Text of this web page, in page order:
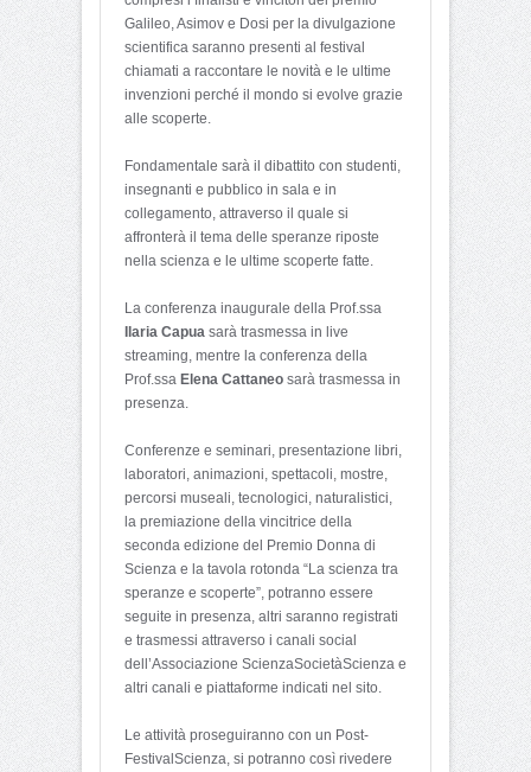
Galileo, Asimov e Dosi per la divulgazione
scientifica saranno presenti al festival
chiamati a raccontare le novità e le ultime
invenzioni perché il mondo si evolve grazie
alle scoperte.
Fondamentale sarà il dibattito con studenti,
insegnanti e pubblico in sala e in
collegamento, attraverso il quale si
affronterà il tema delle speranze riposte
nella scienza e le ultime scoperte fatte.
La conferenza inaugurale della Prof.ssa
Ilaria Capua sarà trasmessa in live
streaming, mentre la conferenza della
Prof.ssa Elena Cattaneo sarà trasmessa in
presenza.
Conferenze e seminari, presentazione libri,
laboratori, animazioni, spettacoli, mostre,
percorsi museali, tecnologici, naturalistici,
la premiazione della vincitrice della
seconda edizione del Premio Donna di
Scienza e la tavola rotonda “La scienza tra
speranze e scoperte”, potranno essere
seguite in presenza, altri saranno registrati
e trasmessi attraverso i canali social
dell’Associazione ScienzaSocietàScienza e
altri canali e piattaforme indicati nel sito.
Le attività proseguiranno con un Post-
FestivalScienza, si potranno così rivedere